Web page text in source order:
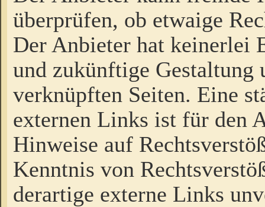
überprüfen, ob etwaige
Der Anbieter hat keinerlei
und zukünftige Gestaltung
verknüpften Seiten. Eine
externen Links ist für den
Hinweise auf
Kenntnis von
derartige externe Links